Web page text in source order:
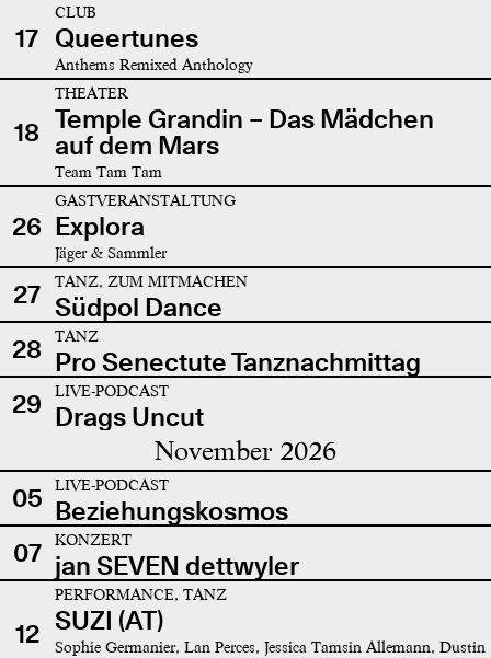
17
CLUB
Queertunes
Anthems Remixed Anthology
18
THEATER
Temple Grandin – Das Mädchen
auf dem Mars
Team Tam Tam
26
GASTVERANSTALTUNG
Explora
Jäger & Sammler
27 TANZ, ZUM MITMACHEN
Südpol Dance
28
TANZ
Pro Senectute Tanznachmittag
29
LIVE-PODCAST
Drags Uncut
November 2026
05 LIVE-PODCAST
Beziehungskosmos
07
KONZERT
jan SEVEN dettwyler
12
PERFORMANCE, TANZ
SUZI (AT)
Sophie Germanier, Lan Perces, Jessica Tamsin Allemann, Dustin